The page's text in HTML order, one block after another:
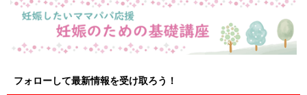
フォローして最新情報を受け取ろう！